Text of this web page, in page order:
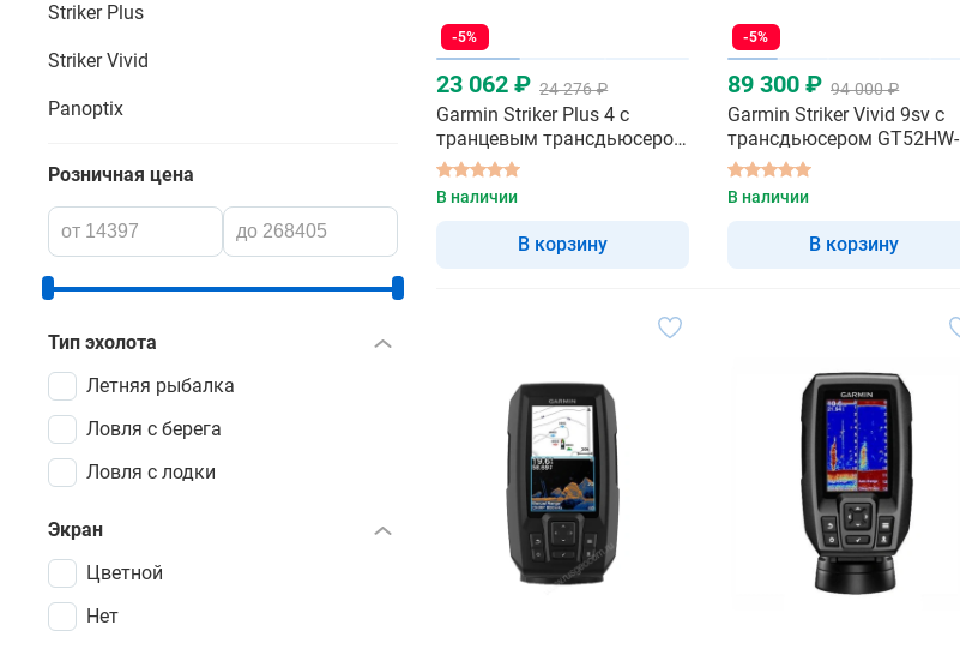
Striker Plus
Striker Vivid
Panoptix
Розничная цена
Тип эхолота
Летняя рыбалка
Ловля с берега
Ловля с лодки
Экран
Цветной
Нет
-5%
23 062 ₽ 24 276 ₽
Garmin Striker Plus 4 с
транцевым трансдьюсером
- эхолот
В наличии
В корзину
-5%
89 300 ₽ 94 000 ₽
Garmin Striker Vivid 9sv с
трансдьюсером GT52HW-
TM - эхолот
В наличии
В корзину